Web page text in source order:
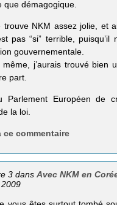
que démagogique.
trouve NKM assez jolie, et
pas “si” terrible, puisqu’il
gouvernementale.
j’aurais trouvé bien
part.
Parlement Européen de
la loi.
ce commentaire
3 dansAvec NKM en